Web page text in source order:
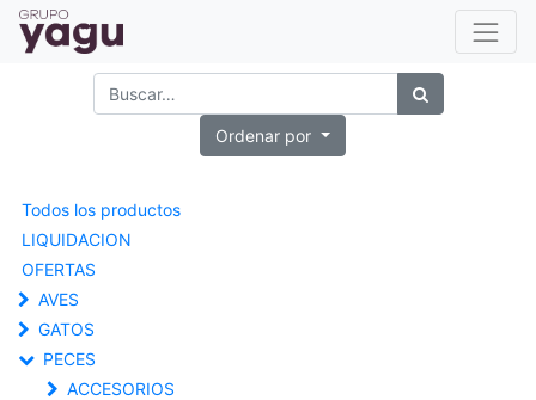
Ordenar por
Todos los productos
LIQUIDACION
OFERTAS
AVES
GATOS
PECES
ACCESORIOS